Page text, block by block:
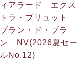
ィアラード エクス
トラ・ブリュット
ブラン・ド・ブラ
ン NV(2026夏セー
ルNo.12)